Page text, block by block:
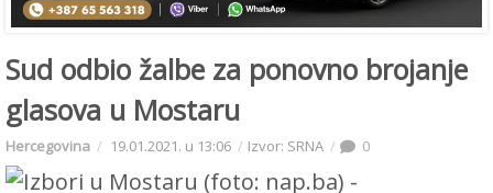
Sud odbio žalbe za ponovno brojanje
glasova u Mostaru
Hercegovina 19.01.2021. u 13:06 Izvor: SRNA 0